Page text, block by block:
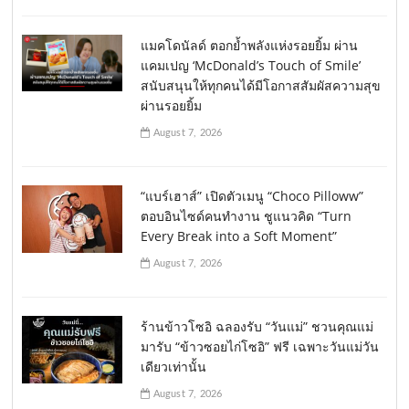
แมคโดนัลด์ ตอกย้ำพลังแห่งรอยยิ้ม ผ่าน
แคมเปญ ‘McDonald’s Touch of Smile’
สนับสนุนให้ทุกคนได้มีโอกาสสัมผัสความสุข
ผ่านรอยยิ้ม
August 7, 2026
“แบร์เฮาส์” เปิดตัวเมนู “Choco Pilloww”
ตอบอินไซด์คนทำงาน ชูแนวคิด “Turn
Every Break into a Soft Moment”
August 7, 2026
ร้านข้าวโซอิ ฉลองรับ “วันแม่” ชวนคุณแม่
มารับ “ข้าวซอยไก่โซอิ” ฟรี เฉพาะวันแม่วัน
เดียวเท่านั้น
August 7, 2026